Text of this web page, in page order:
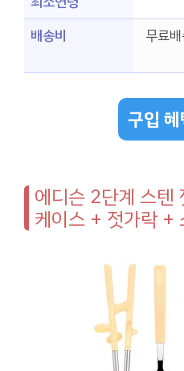
배송비
무료
구입
에디슨 2단계 스텐
케이스 + 젓가락 +